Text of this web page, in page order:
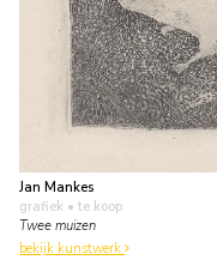
Jan Mankes
grafiek • te koop
Twee muizen
bekijk kunstwerk